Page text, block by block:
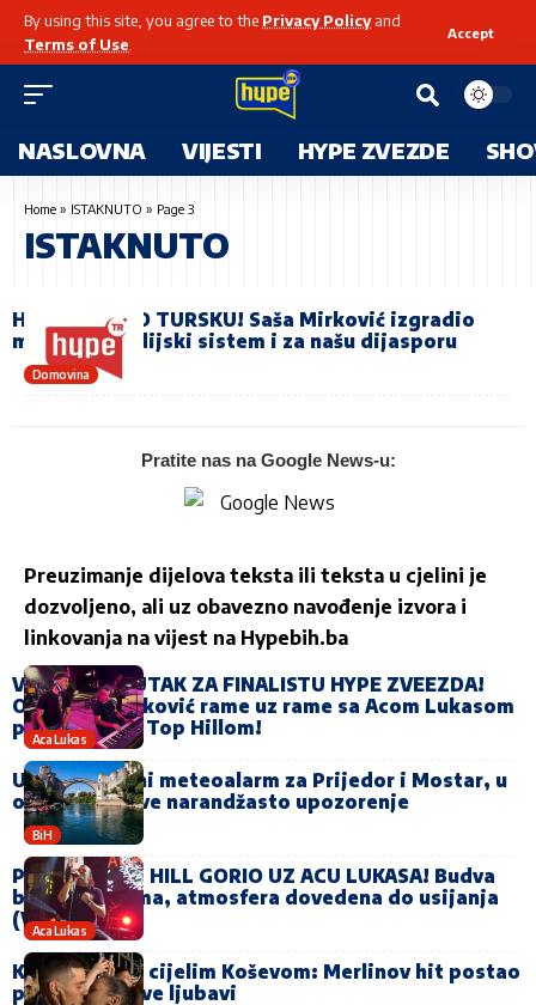
By using this site, you agree to the Privacy Policyand
Terms of Use
Accept
NASLOVNA VIJESTI HYPE ZVEZDE
Home » ISTAKNUTO » Page 3
ISTAKNUTO
Domovina
HYPE OSVOJIO TURSKU! Saša Mirković izgradio
moderan medijski sistem i za našu dijasporu
Pratite nas na Google News-u:
Preuzimanje dijelova teksta ili teksta u cjelini je
dozvoljeno, ali uz obavezno navođenje izvora i
linkovanja na vijest na Hypebih.ba
Aca Lukas
VELIKI TRENUTAK ZA FINALISTU HYPE ZVEEZDA!
Ognjen Stojaković rame uz rame sa Acom Lukasom
pred krcatim Top Hillom!
BiH
Upaljen crveni meteoalarm za Prijedor i Mostar, u
ostatku države narandžasto upozorenje
Aca Lukas
PREPUNI TOP HILL GORIO UZ ACU LUKASA! Budva
bila na nogama, atmosfera dovedena do usijanja
(VIDEO)
Kleknuo pred cijelim Koševom: Merlinov hit postao
pjesma njihove ljubavi